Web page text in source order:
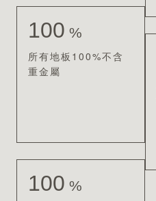
100 %
所有地板100%不含
重金屬
100 %